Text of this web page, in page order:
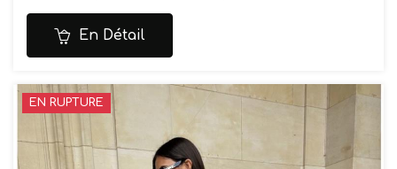
Commosition: 20% soie, 80% viscose
Lavage à la main
En Détail
EN RUPTURE